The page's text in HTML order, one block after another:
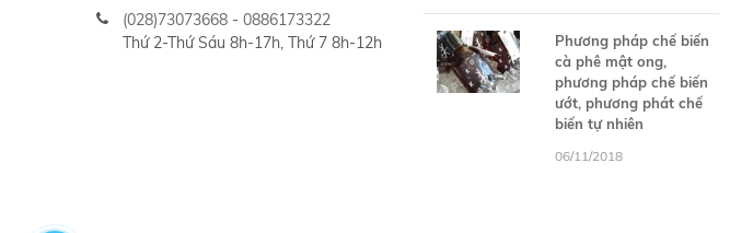
(028)73073668 - 0886173322
Thứ 2-Thứ Sáu 8h-17h, Thứ 7 8h-12h
Phương pháp chế biến
cà phê mật ong,
phương pháp chế biến
ướt, phương phát chế
biến tự nhiên
06/11/2018